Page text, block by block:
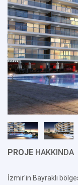
PROJE HAKKINDA
İzmir'in Bayraklı